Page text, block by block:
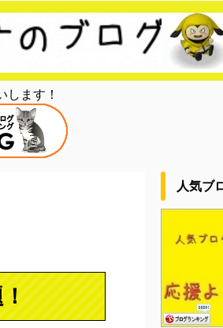
します！
人気ブ